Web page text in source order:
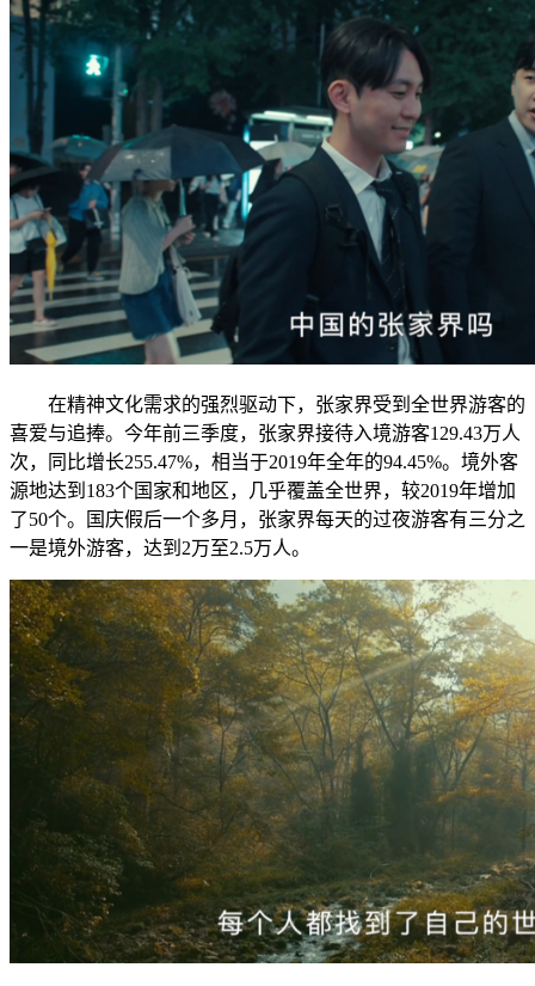
在精神文化需求的强烈驱动下，张家界受到全世界游客的
喜爱与追捧。今年前三季度，张家界接待入境游客129.43万人
次，同比增长255.47%，相当于2019年全年的94.45%。境外客
源地达到183个国家和地区，几乎覆盖全世界，较2019年增加
了50个。国庆假后一个多月，张家界每天的过夜游客有三分之
一是境外游客，达到2万至2.5万人。